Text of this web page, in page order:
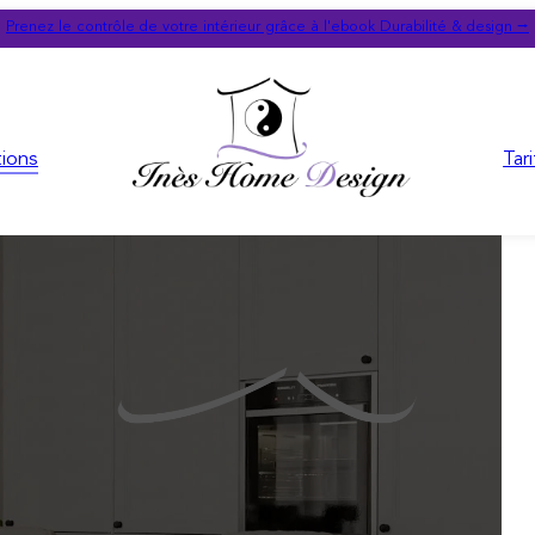
Prenez le contrôle de votre intérieur grâce à l'ebook Durabilité & design ⭢